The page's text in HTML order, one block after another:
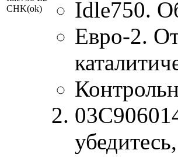
CHK(ok)
Idle750.
Евро-2.